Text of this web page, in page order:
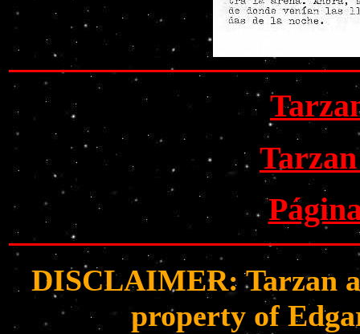
DISCLAIMER: Tarzan
property of